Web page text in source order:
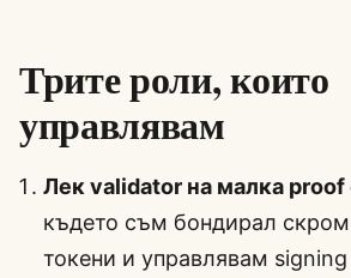
Трите роли, които
управлявам
Лек validator на малка proof
където съм бондирал
токени и управлявам